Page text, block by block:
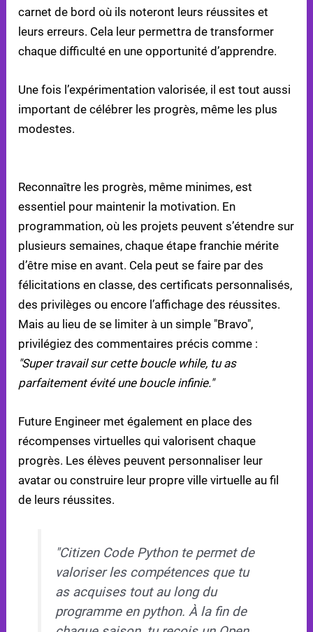
carnet de bord où ils noteront leurs réussites et
leurs erreurs. Cela leur permettra de transformer
chaque difficulté en une opportunité d’apprendre.
Une fois l’expérimentation valorisée, il est tout aussi
important de célébrer les progrès, même les plus
modestes.
Reconnaître les progrès, même minimes, est
essentiel pour maintenir la motivation. En
programmation, où les projets peuvent s’étendre sur
plusieurs semaines, chaque étape franchie mérite
d’être mise en avant. Cela peut se faire par des
félicitations en classe, des certificats personnalisés,
des privilèges ou encore l’affichage des réussites.
Mais au lieu de se limiter à un simple "Bravo",
privilégiez des commentaires précis comme :
"Super travail sur cette boucle while, tu as
parfaitement évité une boucle infinie."
Future Engineer met également en place des
récompenses virtuelles qui valorisent chaque
progrès. Les élèves peuvent personnaliser leur
avatar ou construire leur propre ville virtuelle au fil
de leurs réussites.
"Citizen Code Python te permet de
valoriser les compétences que tu
as acquises tout au long du
programme en python. À la fin de